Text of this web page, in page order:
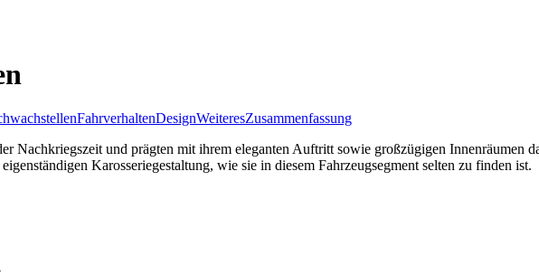
FahrverhaltenDesignWeiteresZusammenfassung
Nachkriegszeit und prägten mit ihrem eleganten Auftritt sowie großzügigen Innenräumen
Karosseriegestaltung, wie sie in diesem Fahrzeugsegment selten zu finden ist.